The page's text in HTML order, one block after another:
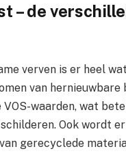
– de
verven is er heel
van
waarden, wat
Ook wordt
gerecyclede